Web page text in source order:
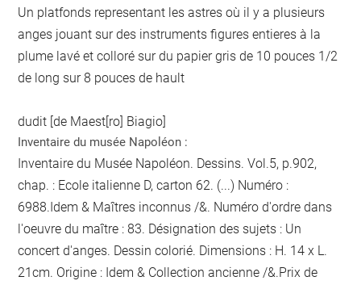
Un platfonds representant les astres où il y a plusieurs
anges jouant sur des instruments figures entieres à la
plume lavé et colloré sur du papier gris de 10 pouces 1/2
de long sur 8 pouces de hault
dudit [de Maest[ro] Biagio]
Inventaire du musée Napoléon :
Inventaire du Musée Napoléon. Dessins. Vol.5, p.902,
chap. : Ecole italienne D, carton 62. (...) Numéro :
6988.Idem & Maîtres inconnus /&. Numéro d'ordre dans
l'oeuvre du maître : 83. Désignation des sujets : Un
concert d'anges. Dessin colorié. Dimensions : H. 14 x L.
21cm. Origine : Idem & Collection ancienne /&.Prix de